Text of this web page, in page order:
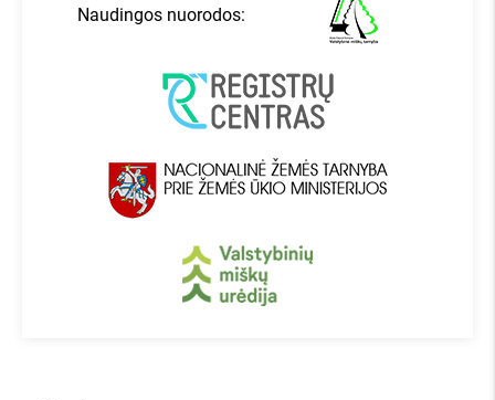
Naudingos nuorodos: